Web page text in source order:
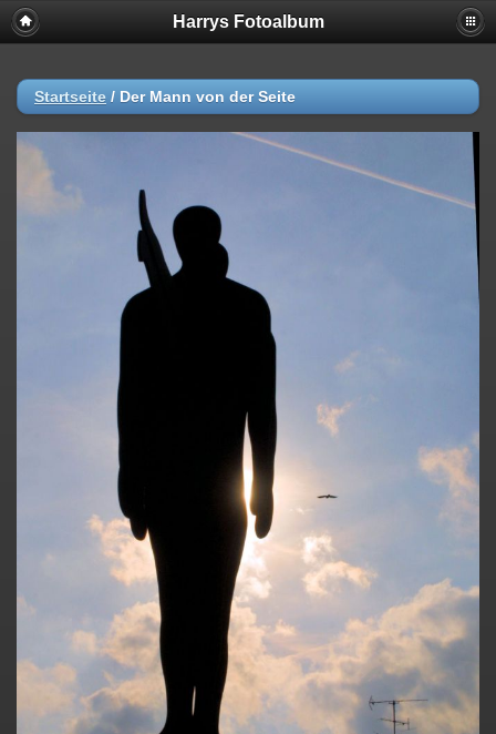
Harrys Fotoalbum
Startseite / Der Mann von der Seite